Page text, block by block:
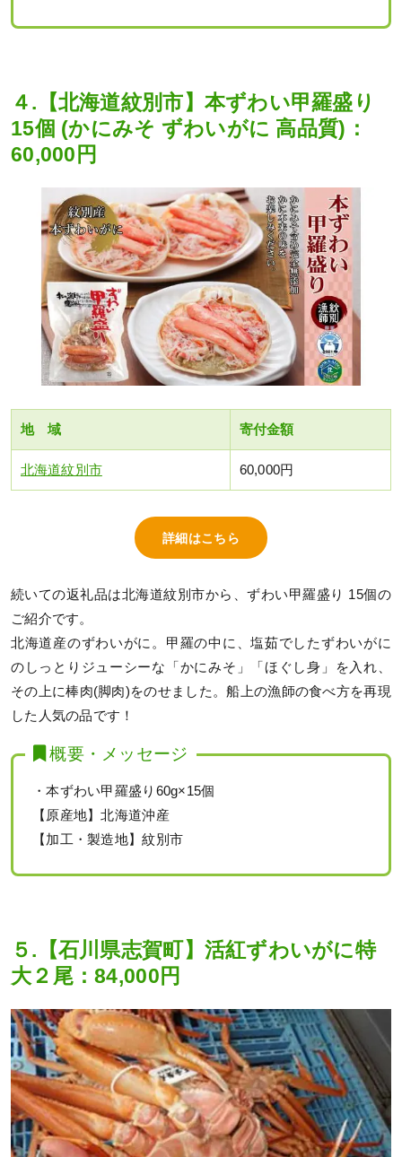
４.【北海道紋別市】本ずわい甲羅盛り
15個 (かにみそ ずわいがに 高品質)：
60,000円
地 域 寄付金額
北海道紋別市 60,000円
詳細はこちら
続いての返礼品は北海道紋別市から、ずわい甲羅盛り 15個の
ご紹介です。
北海道産のずわいがに。甲羅の中に、塩茹でしたずわいがに
のしっとりジューシーな「かにみそ」「ほぐし身」を入れ、
その上に棒肉(脚肉)をのせました。船上の漁師の食べ方を再現
した人気の品です！
概要・メッセージ
・本ずわい甲羅盛り60g×15個
【原産地】北海道沖産
【加工・製造地】紋別市
５.【石川県志賀町】活紅ずわいがに特
大２尾：84,000円